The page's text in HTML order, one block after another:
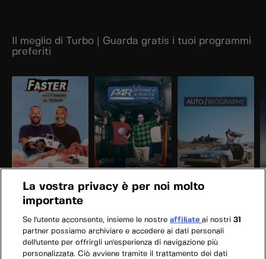
Il meglio di Turbo | Guarda gratis i tuoi programmi
preferiti
La vostra privacy è per noi molto
importante
Se l'utente acconsente, insieme le nostreaffiliateai nostri31
partner possiamo archiviare e accedere ai dati personali
dell'utente per offrirgli un'esperienza di navigazione più
personalizzata. Ciò avviene tramite il trattamento dei dati